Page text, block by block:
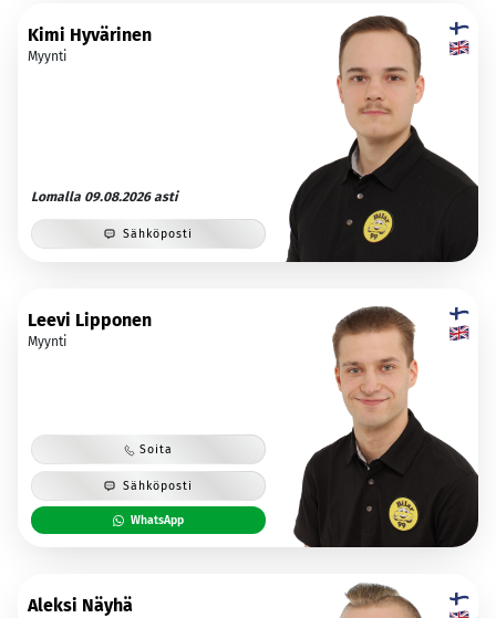
Kimi Hyvärinen
Myynti
Lomalla 09.08.2026 asti
Sähköposti
Leevi Lipponen
Myynti
Soita
Sähköposti
WhatsApp
Aleksi Näyhä